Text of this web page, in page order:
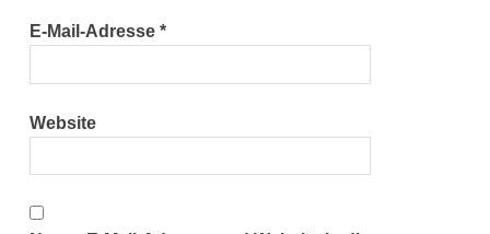
E-Mail-Adresse*
Website